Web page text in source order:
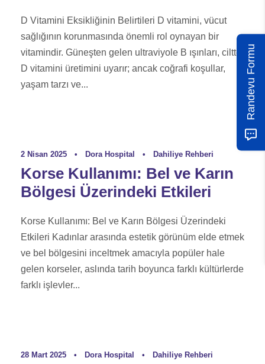
D Vitamini Eksikliğinin Belirtileri D vitamini, vücut
sağlığının korunmasında önemli rol oynayan bir
vitamindir. Güneşten gelen ultraviyole B ışınları, ciltte
D vitamini üretimini uyarır; ancak coğrafi koşullar,
yaşam tarzı ve...
2 Nisan 2025 • Dora Hospital • Dahiliye Rehberi
Korse Kullanımı: Bel ve Karın
Bölgesi Üzerindeki Etkileri
Korse Kullanımı: Bel ve Karın Bölgesi Üzerindeki
Etkileri Kadınlar arasında estetik görünüm elde etmek
ve bel bölgesini inceltmek amacıyla popüler hale
gelen korseler, aslında tarih boyunca farklı kültürlerde
farklı işlevler...
28 Mart 2025 • Dora Hospital • Dahiliye Rehberi
Randevu Formu